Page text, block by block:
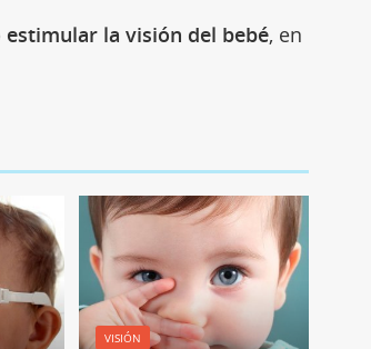
estimular la visión del bebé, en
VISIÓN